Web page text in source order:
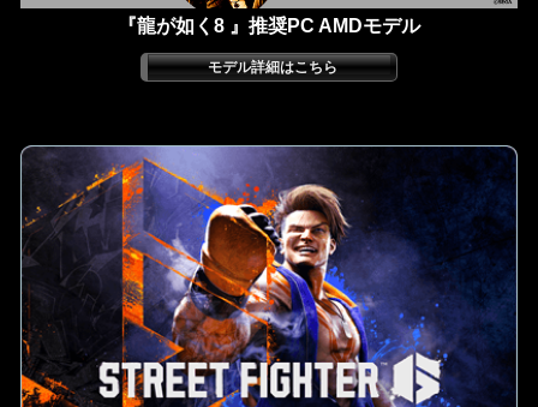
『龍が如く8 』推奨PC AMDモデル